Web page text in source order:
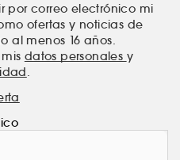
por correo electrónico mi
ofertas y noticias de
al menos 16 años.
datos personales y
.